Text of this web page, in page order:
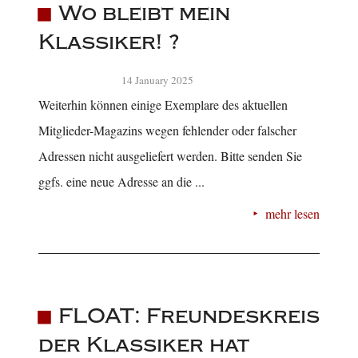
Wo bleibt mein
Klassiker! ?
14 January 2025
Weiterhin können einige Exemplare des aktuellen
Mitglieder-Magazins wegen fehlender oder falscher
Adressen nicht ausgeliefert werden. Bitte senden Sie
ggfs. eine neue Adresse an die ...
mehr lesen
FLOAT: Freundeskreis
der Klassiker hat